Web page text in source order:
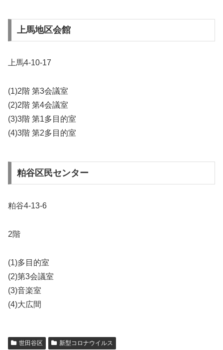
上馬地区会館
上馬4-10-17
(1)2階 第3会議室
(2)2階 第4会議室
(3)3階 第1多目的室
(4)3階 第2多目的室
粕谷区民センター
粕谷4-13-6
2階
(1)多目的室
(2)第3会議室
(3)音楽室
(4)大広間
世田谷区 新型コロナウイルス